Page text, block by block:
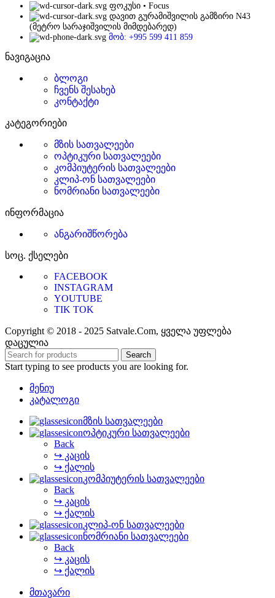
ფოკუსი • Focus
დავით გურამიშვილის გამზირი N43
(მეტრო სარაჯიშვილის მიმდებარედ)
მობ: +995 599 411 859
ნავიგაცია
ბლოგი
ჩვენს შესახებ
კონტაქტი
კატეგორიები
მზის სათვალეები
ოპტიკური სათვალეები
კომპიუტერის სათვალეები
კლიპ-ონ სათვალეები
ნომრიანი სათვალეები
ინფორმაცია
ანგარიშწორება
სოც. ქსელები
FACEBOOK
INSTAGRAM
YOUTUBE
TIK TOK
Copyright © 2018 - 2025 Satvale.Com, ყველა უფლება
დაცულია
Search
Start typing to see products you are looking for.
მენიუ
კატალოგი
მზის სათვალეები
ოპტიკური სათვალეები
Back
↪ კაცის
↪ ქალის
კომპიუტერის სათვალეები
Back
↪ კაცის
↪ ქალის
კლიპ-ონ სათვალეები
ნომრიანი სათვალეები
Back
↪ კაცის
↪ ქალის
მთავარი